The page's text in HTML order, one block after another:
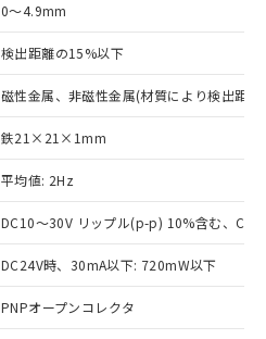
0～4.9mm
検出距離の15%以下
磁性金属、非磁性金属(材質により検出距
鉄21×21×1mm
平均値: 2Hz
DC10～30V リップル(p-p) 10%含む、
DC24V時、30mA以下: 720mW以下
PNPオープンコレクタ